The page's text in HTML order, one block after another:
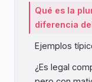
Qué es la
diferencia
Ejemplos
¿Es legal